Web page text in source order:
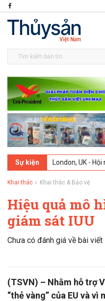
Sự kiện
London, UK - Hội nghị
Khai thác Khai thác & Bảo vệ
Hiệu quả mô
giám sát IUU
Chưa có đánh giá về bài viết
(TSVN) – Nhằm hỗ trợ
“thẻ vàng” của EU và